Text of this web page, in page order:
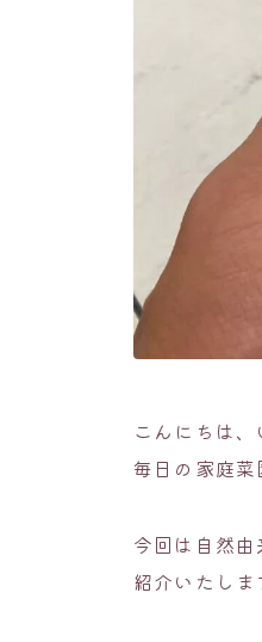
こんにちは、
毎日の家庭
今回は自然
紹介いたしま